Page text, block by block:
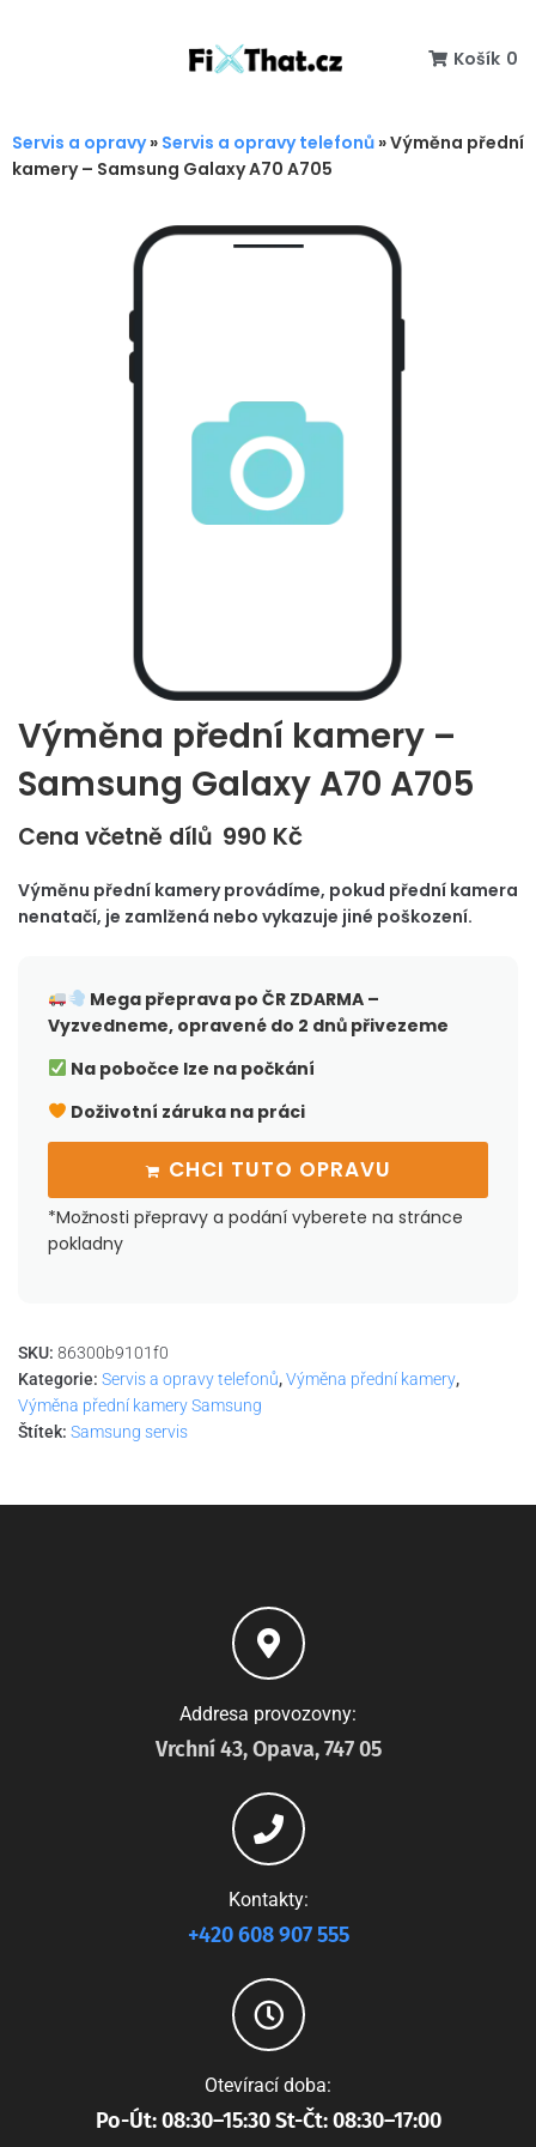
Košík 0
Servis a opravy» Servis a opravy telefonů »Výměna přední
kamery – Samsung Galaxy A70 A705
Výměna přední kamery –
Samsung Galaxy A70 A705
Cena včetně dílů 990 Kč
Výměnu přední kamery provádíme, pokud přední kamera
nenatačí, je zamlžená nebo vykazuje jiné poškození.
Mega přeprava po ČRZDARMA –
Vyzvedneme, opravené do 2 dnů přivezeme
Na pobočce lze na počkání
Doživotní záruka na práci
CHCI TUTO OPRAVU
*Možnosti přepravy a podání vyberete na stránce
pokladny
SKU: 86300b9101f0
Kategorie: Servis a opravy telefonů,Výměna přední kamery,
Výměna přední kamery Samsung
Štítek: Samsung servis
Addresa provozovny:
Vrchní 43, Opava, 747 05
Kontakty:
+420 608 907 555
Otevírací doba:
Po-Út: 08:30–15:30 St-Čt: 08:30–17:00